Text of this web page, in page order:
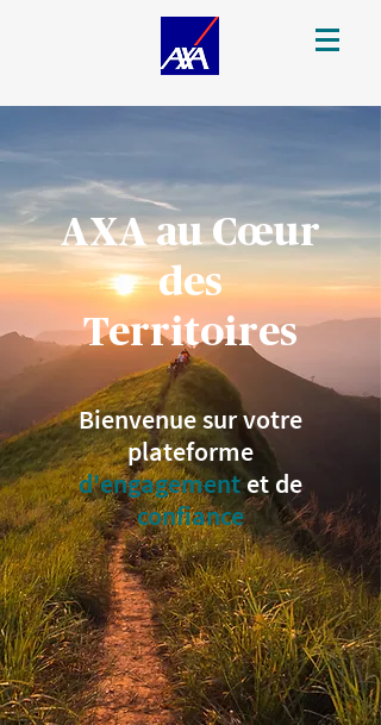
AXA au Cœur
des
Territoires
Bienvenue sur votre
plateforme
d'engagementet de
confiance